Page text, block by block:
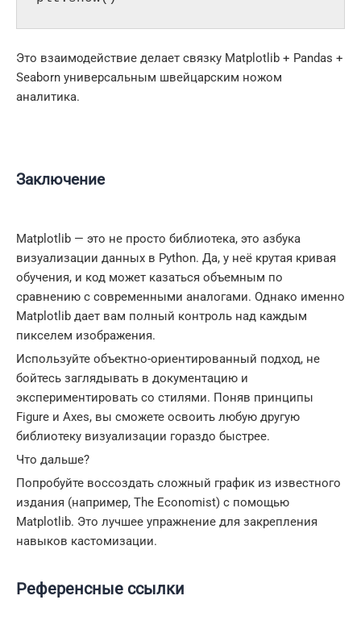
Это взаимодействие делает связку Matplotlib + Pandas +
Seaborn универсальным швейцарским ножом
аналитика.
Заключение
Matplotlib — это не просто библиотека, это азбука
визуализации данных в Python. Да, у неё крутая кривая
обучения, и код может казаться объемным по
сравнению с современными аналогами. Однако именно
Matplotlib дает вам полный контроль над каждым
пикселем изображения.
Используйте объектно-ориентированный подход, не
бойтесь заглядывать в документацию и
экспериментировать со стилями. Поняв принципы
Figure и Axes, вы сможете освоить любую другую
библиотеку визуализации гораздо быстрее.
Что дальше?
Попробуйте воссоздать сложный график из известного
издания (например, The Economist) с помощью
Matplotlib. Это лучшее упражнение для закрепления
навыков кастомизации.
Референсные ссылки